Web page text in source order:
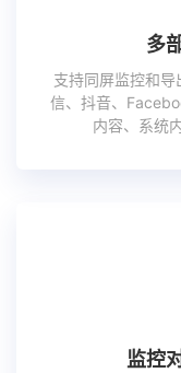
多
支持同屏监控和
信、抖音、
内容、系统
监控